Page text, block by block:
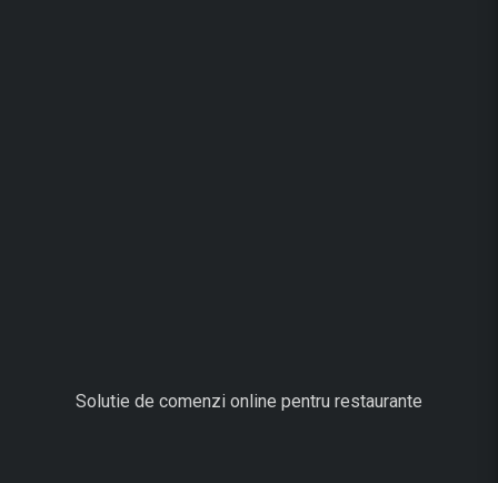
Solutie de comenzi online pentru restaurante